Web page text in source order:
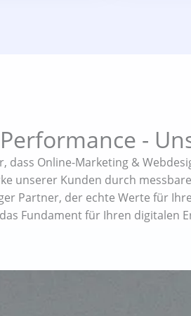
Performance -
dass Online-Marketing &
unserer Kunden durch
Partner, der echte Werte für
Fundament für Ihren digitalen